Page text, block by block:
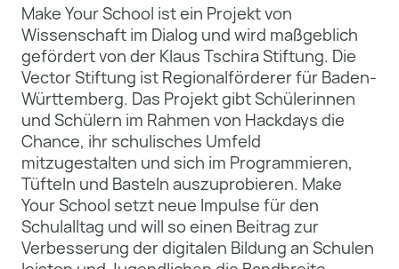
Make Your School ist ein Projekt von
Wissenschaft im Dialog und wird maßgeblich
gefördert von der Klaus Tschira Stiftung. Die
Vector Stiftung ist Regionalförderer für Baden-
Württemberg. Das Projekt gibt Schülerinnen
und Schülern im Rahmen von Hackdays die
Chance, ihr schulisches Umfeld
mitzugestalten und sich im Programmieren,
Tüfteln und Basteln auszuprobieren. Make
Your School setzt neue Impulse für den
Schulalltag und will so einen Beitrag zur
Verbesserung der digitalen Bildung an Schulen